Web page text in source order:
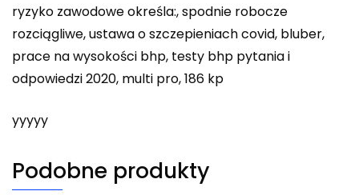
ryzyko zawodowe określa:, spodnie robocze
rozciągliwe, ustawa o szczepieniach covid, bluber,
prace na wysokości bhp, testy bhp pytania i
odpowiedzi 2020, multi pro, 186 kp
yyyyy
Podobne produkty